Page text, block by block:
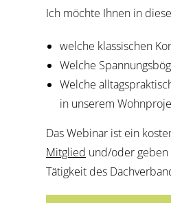
Ich möchte Ihnen in
welche klassischen
Welche
Welche
in unserem
Das Webinar ist ein
Mitglied und/oder
Tätigkeit des